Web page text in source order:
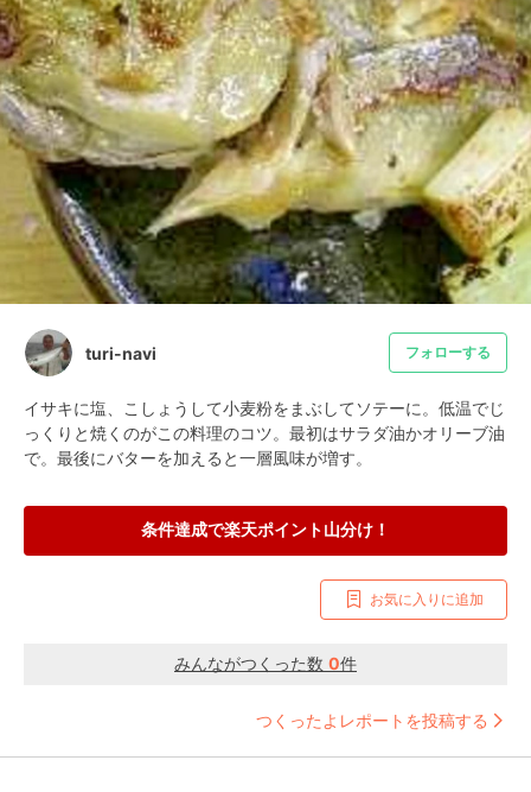
turi-navi フォローする
イサキに塩、こしょうして小麦粉をまぶしてソテーに。低温でじ
っくりと焼くのがこの料理のコツ。最初はサラダ油かオリーブ油
で。最後にバターを加えると一層風味が増す。
条件達成で楽天ポイント山分け！
お気に入りに追加
みんながつくった数 0件
つくったよレポートを投稿する